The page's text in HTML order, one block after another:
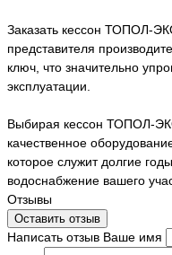
Заказать кессон ТОПОЛ-
представителя
ключ, что значительно
эксплуатации.
Выбирая кессон ТОПОЛ-
качественное
которое служит долгие
водоснабжение вашего
Отзывы
Оставить отзыв
Написать отзыв Ваше имя